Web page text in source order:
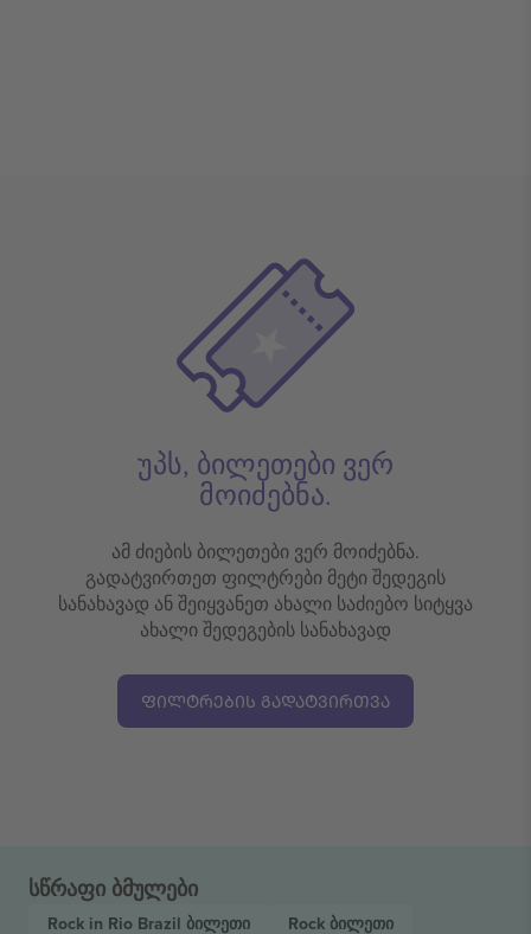
უპს, ბილეთები ვერ
მოიძებნა.
ამ ძიების ბილეთები ვერ მოიძებნა.
გადატვირთეთ ფილტრები მეტი შედეგის
სანახავად ან შეიყვანეთ ახალი საძიებო სიტყვა
ახალი შედეგების სანახავად
ᲤᲘᲚᲢᲠᲔᲑᲘᲡ ᲒᲐᲓᲐᲢᲕᲘᲠᲗᲕᲐ
სწრაფი ბმულები
Rock in Rio Brazil ბილეთი Rock ბილეთი